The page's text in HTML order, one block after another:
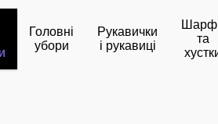
Головні
убори
Рукавички
і рукавиці
та